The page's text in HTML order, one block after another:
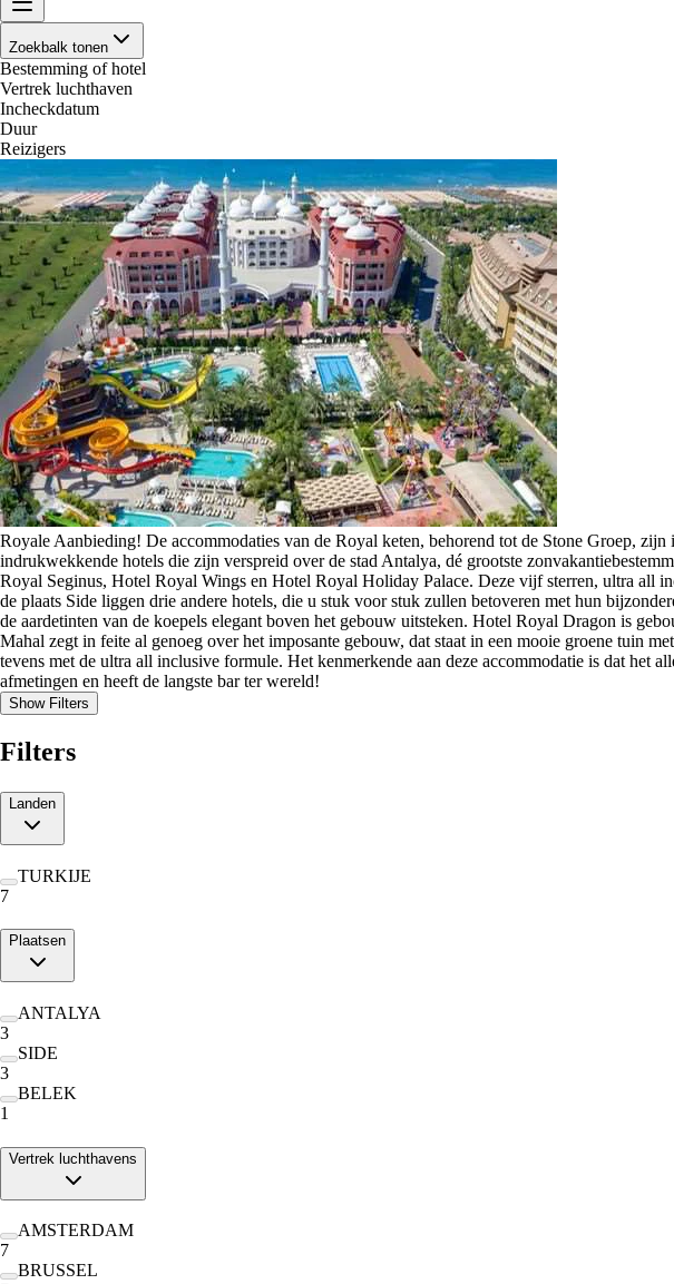
Zoekbalk tonen
Bestemming of hotel
Vertrek luchthaven
Incheckdatum
Duur
Reizigers
Royale Aanbieding! De accommodaties van de Royal keten, behorend tot de Stone Groep,
indrukwekkende hotels die zijn verspreid over de stad Antalya, dé grootste
Royal Seginus, Hotel Royal Wings en Hotel Royal Holiday Palace. Deze vijf sterren, ultra all
de plaats Side liggen drie andere hotels, die u stuk voor stuk zullen betoveren met hun
de aardetinten van de koepels elegant boven het gebouw uitsteken. Hotel Royal Dragon is
Mahal zegt in feite al genoeg over het imposante gebouw, dat staat in een mooie groene tuin
tevens met de ultra all inclusive formule. Het kenmerkende aan deze accommodatie is dat het
afmetingen en heeft de langste bar ter wereld!
Show Filters
Filters
Landen
TURKIJE
7
Plaatsen
ANTALYA
3
SIDE
3
BELEK
1
Vertrek luchthavens
AMSTERDAM
7
BRUSSEL